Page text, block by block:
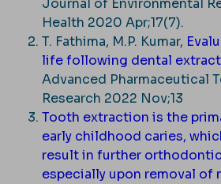
Journal of Environmental
Health 2020 Apr;17(7).
T. Fathima, M.P. Kumar,
life following dental
Advanced Pharmaceutical
Research 2022 Nov;13
Tooth extraction is the
early childhood caries,
result in further
especially upon removal of